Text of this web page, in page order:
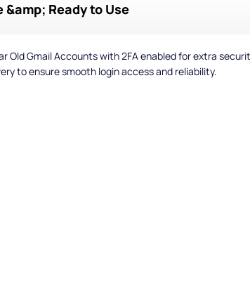
Ready to Use
Old Gmail Accounts with 2FA enabled for extra
to ensure smooth login access and reliability.